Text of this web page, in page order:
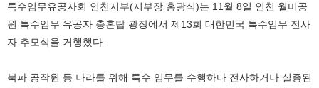
특수임무유공자회 인천지부(지부장 홍광식)는 11월 8일 인천 월미공
원 특수임무 유공자 충혼탑 광장에서 제13회 대한민국 특수임무 전사
자 추모식을 거행했다.
북파 공작원 등 나라를 위해 특수 임무를 수행하다 전사하거나 실종된